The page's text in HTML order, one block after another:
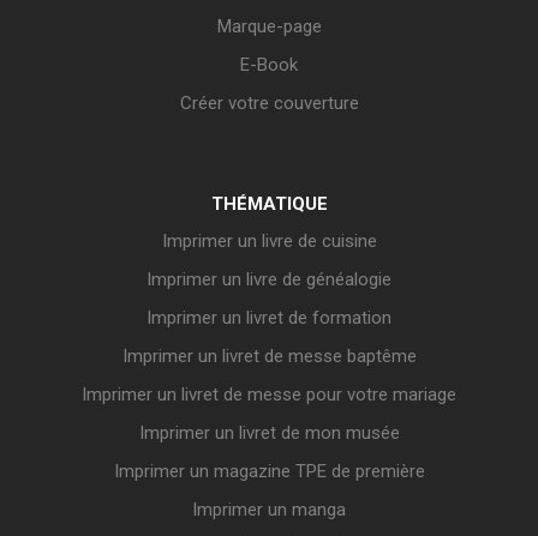
Marque-page
E-Book
Créer votre couverture
THÉMATIQUE
Imprimer un livre de cuisine
Imprimer un livre de généalogie
Imprimer un livret de formation
Imprimer un livret de messe baptême
Imprimer un livret de messe pour votre mariage
Imprimer un livret de mon musée
Imprimer un magazine TPE de première
Imprimer un manga